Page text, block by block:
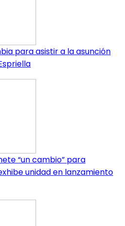
para asistir a la asunción
“un cambio” para
unidad en lanzamiento